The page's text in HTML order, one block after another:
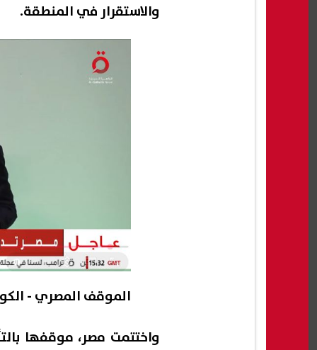
والاستقرار في المنطقة.
الموقف المصري -
واختتمت مصر، موقفها